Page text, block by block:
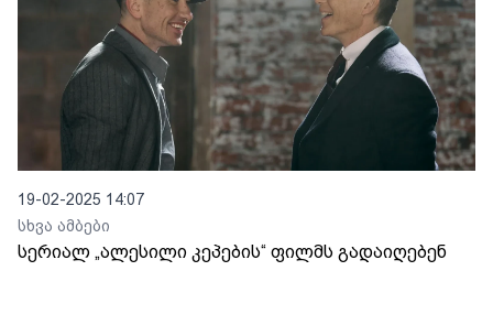
19-02-2025 14:07
სხვა ამბები
სერიალ „ალესილი კეპების“ ფილმს გადაიღებენ